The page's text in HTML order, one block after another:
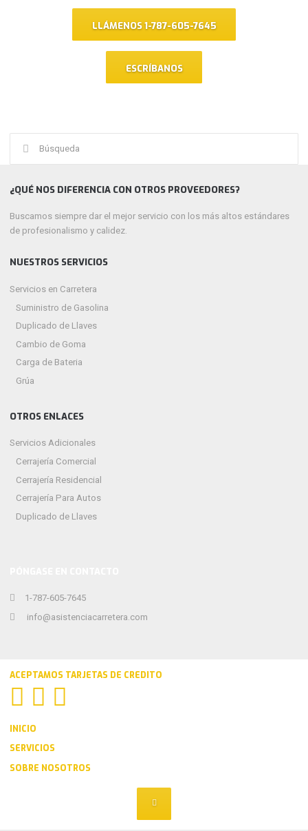
LLÁMENOS 1-787-605-7645
ESCRÍBANOS
1-787-605-7645
info@asistenciacarretera.com
¿QUÉ NOS DIFERENCIA CON OTROS PROVEEDORES?
Buscamos siempre dar el mejor servicio con los más altos estándares
de profesionalismo y calidez.
NUESTROS SERVICIOS
Servicios en Carretera
Suministro de Gasolina
Duplicado de Llaves
Cambio de Goma
Carga de Bateria
Grúa
OTROS ENLACES
Servicios Adicionales
Cerrajería Comercial
Cerrajería Residencial
Cerrajería Para Autos
Duplicado de Llaves
ACEPTAMOS TARJETAS DE CREDITO
INICIO
SERVICIOS
SOBRE NOSOTROS